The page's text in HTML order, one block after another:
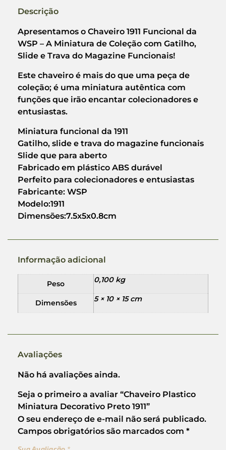
Descrição
Apresentamos o Chaveiro 1911 Funcional da
WSP – A Miniatura de Coleção com Gatilho,
Slide e Trava do Magazine Funcionais!
Este chaveiro é mais do que uma peça de
coleção; é uma miniatura autêntica com
funções que irão encantar colecionadores e
entusiastas.
Miniatura funcional da 1911
Gatilho, slide e trava do magazine funcionais
Slide que para aberto
Fabricado em plástico ABS durável
Perfeito para colecionadores e entusiastas
Fabricante: WSP
Modelo:1911
Dimensões:7.5x5x0.8cm
Informação adicional
Peso 0,100 kg
Dimensões 5 × 10 × 15 cm
Avaliações
Não há avaliações ainda.
Seja o primeiro a avaliar “Chaveiro Plastico
Miniatura Decorativo Preto 1911”
O seu endereço de e-mail não será publicado.
Campos obrigatórios são marcados com *